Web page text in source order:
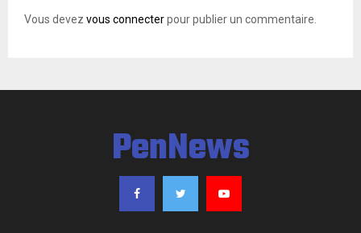
Vous devez vous connecterpour publier un commentaire.
PenNews